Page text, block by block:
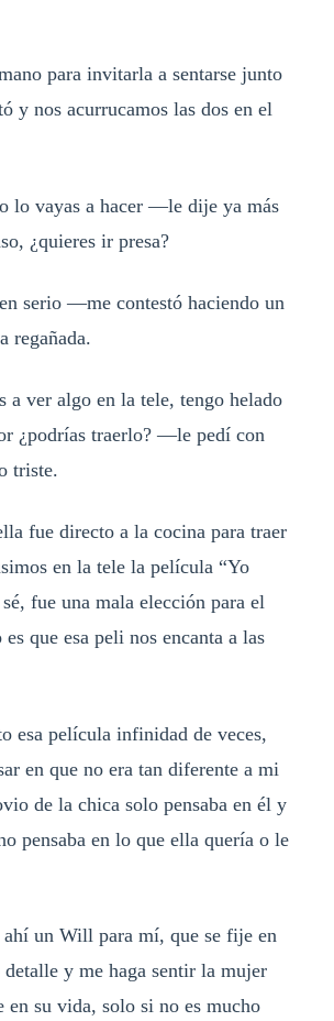
para invitarla a sentarse junto
y nos acurrucamos las dos en el
lo vayas a hacer —le dije ya más
¿quieres ir presa?
serio —me contestó haciendo un
regañada.
ver algo en la tele, tengo helado
¿podrías traerlo? —le pedí con
triste.
fue directo a la cocina para traer
en la tele la película “Yo
fue una mala elección para el
que esa peli nos encanta a las
esa película infinidad de veces,
en que no era tan diferente a mi
de la chica solo pensaba en él y
pensaba en lo que ella quería o le
un Will para mí, que se fije en
y me haga sentir la mujer
en su vida, solo si no es mucho